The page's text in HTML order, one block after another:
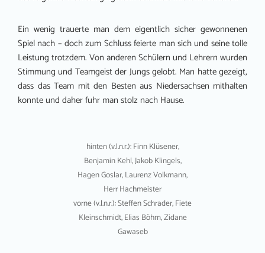
Ein wenig trauerte man dem eigentlich sicher gewonnenen
Spiel nach – doch zum Schluss feierte man sich und seine tolle
Leistung trotzdem. Von anderen Schülern und Lehrern wurden
Stimmung und Teamgeist der Jungs gelobt. Man hatte gezeigt,
dass das Team mit den Besten aus Niedersachsen mithalten
konnte und daher fuhr man stolz nach Hause.
hinten (v.l.n.r.): Finn Klüsener,
Benjamin Kehl, Jakob Klingels,
Hagen Goslar, Laurenz Volkmann,
Herr Hachmeister
vorne (v.l.n.r.): Steffen Schrader, Fiete
Kleinschmidt, Elias Böhm, Zidane
Gawaseb